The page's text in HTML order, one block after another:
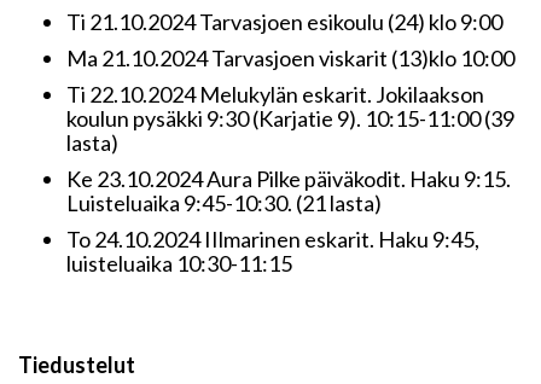
Ti 21.10.2024 Tarvasjoen esikoulu (24) klo 9:00
Ma 21.10.2024 Tarvasjoen viskarit (13)klo 10:00
Ti 22.10.2024 Melukylän eskarit. Jokilaakson
koulun pysäkki 9:30 (Karjatie 9). 10:15-11:00 (39
lasta)
Ke 23.10.2024 Aura Pilke päiväkodit. Haku 9:15.
Luisteluaika 9:45-10:30. (21 lasta)
To 24.10.2024 IIlmarinen eskarit. Haku 9:45,
luisteluaika 10:30-11:15
Tiedustelut